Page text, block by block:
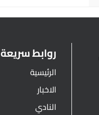
روابط سريعة
الرئيسية
الاخبار
النادي